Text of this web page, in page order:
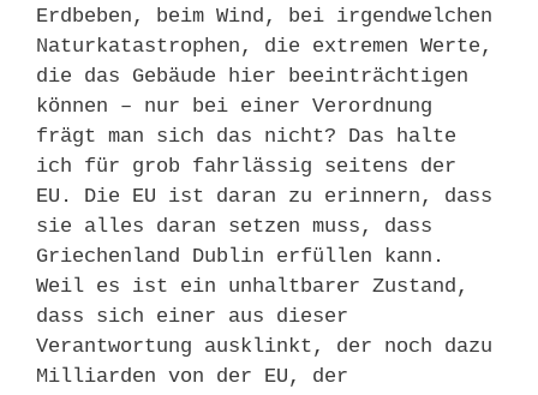
Erdbeben, beim Wind, bei irgendwelchen
Naturkatastrophen, die extremen Werte,
die das Gebäude hier beeinträchtigen
können – nur bei einer Verordnung
frägt man sich das nicht? Das halte
ich für grob fahrlässig seitens der
EU. Die EU ist daran zu erinnern, dass
sie alles daran setzen muss, dass
Griechenland Dublin erfüllen kann.
Weil es ist ein unhaltbarer Zustand,
dass sich einer aus dieser
Verantwortung ausklinkt, der noch dazu
Milliarden von der EU, der